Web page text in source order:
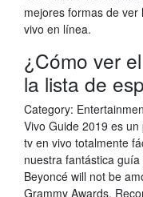
mejores formas de
vivo en línea.
¿Cómo ver
la lista de
Category:
Vivo Guide 2019 es
tv en vivo totalmente
nuestra fantástica
Beyoncé will not be
Grammy Awards,